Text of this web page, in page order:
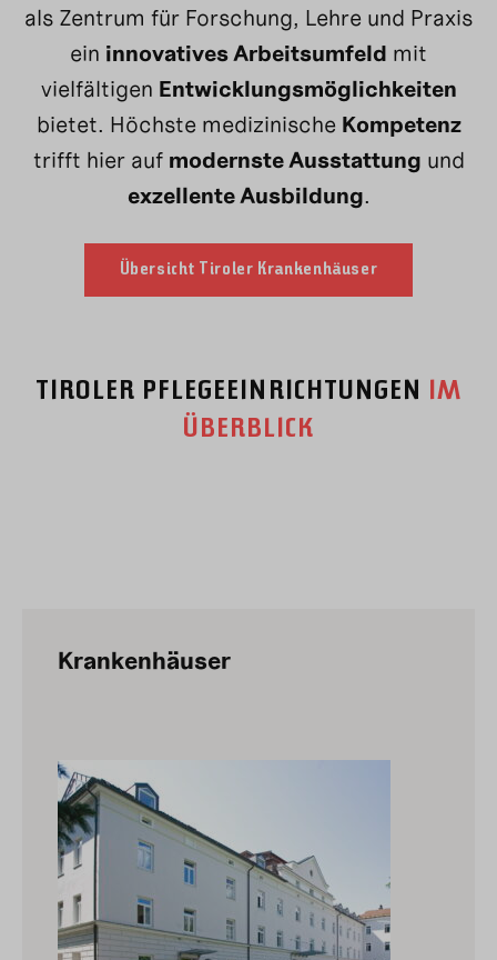
als Zentrum für Forschung, Lehre und Praxis
ein innovatives Arbeitsumfeld mit
vielfältigen Entwicklungsmöglichkeiten
bietet. Höchste medizinische Kompetenz
trifft hier auf modernste Ausstattung und
exzellente Ausbildung.
Übersicht Tiroler Krankenhäuser
TIROLER PFLEGEEINRICHTUNGEN IM
ÜBERBLICK
Krankenhäuser